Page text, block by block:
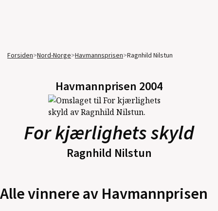
Forsiden>Nord-Norge>Havmannsprisen>Ragnhild Nilstun
Havmannprisen 2004
For kjærlighets skyld
Ragnhild Nilstun
Alle vinnere av Havmannprisen